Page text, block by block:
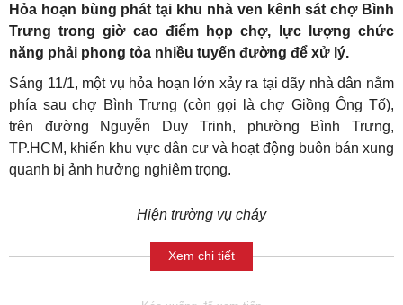
Hỏa hoạn bùng phát tại khu nhà ven kênh sát chợ Bình
Trưng trong giờ cao điểm họp chợ, lực lượng chức
năng phải phong tỏa nhiều tuyến đường để xử lý.
Sáng 11/1, một vụ hỏa hoạn lớn xảy ra tại dãy nhà dân nằm
phía sau chợ Bình Trưng (còn gọi là chợ Giồng Ông Tố),
trên đường Nguyễn Duy Trinh, phường Bình Trưng,
TP.HCM, khiến khu vực dân cư và hoạt động buôn bán xung
quanh bị ảnh hưởng nghiêm trọng.
Hiện trường vụ cháy
Xem chi tiết